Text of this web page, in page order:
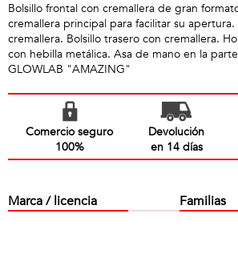
Bolsillo frontal con cremallera de gran
cremallera principal para facilitar su
cremallera. Bolsillo trasero con cremallera.
con hebilla metálica. Asa de mano en la
GLOWLAB "AMAZING"
Comercio seguro
100%
Devolución
en 14 días
Marca / licencia Familias